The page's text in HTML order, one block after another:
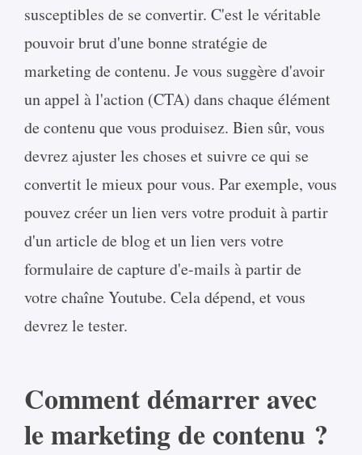
susceptibles de se convertir. C'est le véritable
pouvoir brut d'une bonne stratégie de
marketing de contenu. Je vous suggère d'avoir
un appel à l'action (CTA) dans chaque élément
de contenu que vous produisez. Bien sûr, vous
devrez ajuster les choses et suivre ce qui se
convertit le mieux pour vous. Par exemple, vous
pouvez créer un lien vers votre produit à partir
d'un article de blog et un lien vers votre
formulaire de capture d'e-mails à partir de
votre chaîne Youtube. Cela dépend, et vous
devrez le tester.
Comment démarrer avec
le marketing de contenu ?